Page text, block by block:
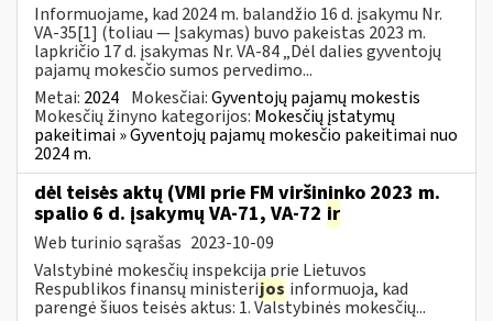
Informuojame, kad 2024 m. balandžio 16 d. įsakymu Nr.
VA-35[1] (toliau — Įsakymas) buvo pakeistas 2023 m.
lapkričio 17 d. įsakymas Nr. VA-84 „Dėl dalies gyventojų
pajamų mokesčio sumos pervedimo...
Metai: 2024 Mokesčiai:Gyventojų pajamų mokestis
Mokesčių žinyno kategorijos: Mokesčių įstatymų
pakeitimai » Gyventojų pajamų mokesčio pakeitimai nuo
2024 m.
dėl teisės aktų (VMI prie FM viršininko 2023 m.
spalio 6 d. įsakymų VA-71, VA-72 ir
Web turinio sąrašas 2023-10-09
Valstybinė mokesčių inspekcija prie Lietuvos
Respublikos finansų ministerijos informuoja, kad
parengė šiuos teisės aktus: 1. Valstybinės mokesčių...